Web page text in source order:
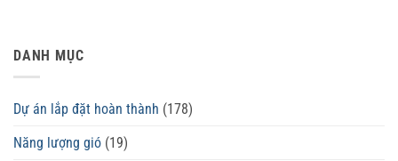
DANH MỤC
Dự án lắp đặt hoàn thành (178)
Năng lượng gió (19)